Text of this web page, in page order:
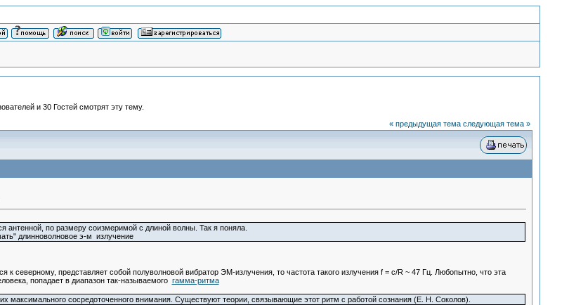
и 30 Гостей смотрят эту тему.
« предыдущая тема следующая тема »
антенной, по размеру соизмеримой с длиной волны. Так я поняла.
длинноволновое э-м излучение
к северному, представляет собой полуволновой вибратор ЭМ-излучения, то частота такого излучения f = c/R ~ 47 Гц. Любопытно, что эта
попадает в диапазон так-называемого гамма-ритма
максимального сосредоточенного внимания. Существуют теории, связывающие этот ритм с работой сознания (Е. Н. Соколов).